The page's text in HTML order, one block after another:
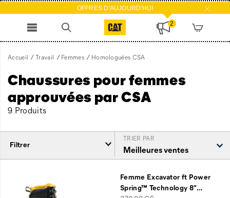
OFFRES D'AUJOURD'HUI
2
Accueil Travail Femmes Homologuées CSA
Chaussures pour femmes
approuvées par CSA
9 Produits
Filtrer
TRIER PAR
Homologuées
intégré
Femme Excavator ft Power
Spring™ Technology 8"…